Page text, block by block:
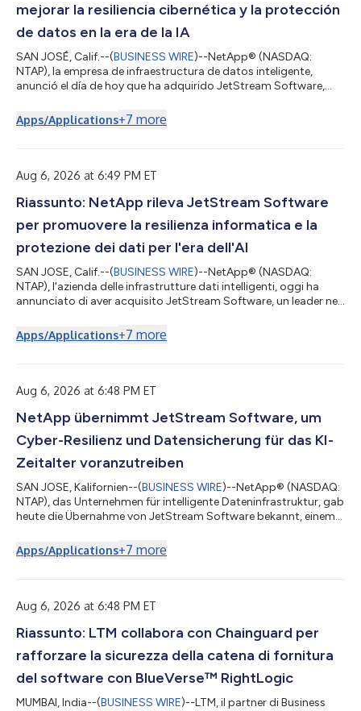
mejorar la resiliencia cibernética y la protección
de datos en la era de la IA
SAN JOSÉ, Calif.--(BUSINESS WIRE)--NetApp® (NASDAQ:
NTAP), la empresa de infraestructura de datos inteligente,
anunció el día de hoy que ha adquirido JetStream Software,
Los clientes empresariales siguen confiando en VMware para
muchas de sus aplicaciones más críticas. A medida que las
mismo tiempo los costos, la com...
Apps/Applications+7 more
Aug 6, 2026 at 6:49 PM ET
Riassunto: NetApp rileva JetStream Software
per promuovere la resilienza informatica e la
protezione dei dati per l'era dell'AI
SAN JOSE, Calif.--(BUSINESS WIRE)--NetApp® (NASDAQ:
NTAP), l'azienda delle infrastrutture dati intelligenti, oggi ha
annunciato di aver acquisito JetStream Software, un leader nel
aziendali continuano a fare affidamento su VMware per molte
delle loro applicazioni più critiche. Quando le organizzazioni
complessità e...
Apps/Applications+7 more
Aug 6, 2026 at 6:48 PM ET
NetApp übernimmt JetStream Software, um
Cyber-Resilienz und Datensicherung für das KI-
Zeitalter voranzutreiben
SAN JOSE, Kalifornien--(BUSINESS WIRE)--NetApp® (NASDAQ:
NTAP), das Unternehmen für intelligente Dateninfrastruktur, gab
heute die Übernahme von JetStream Software bekannt, einem
VMware-Umgebungen. Unternehmenskunden setzen bei vielen
ihrer geschäftskritischsten Anwendungen weiterhin auf
und dabei Kosten, Komplexität sow...
Apps/Applications+7 more
Aug 6, 2026 at 6:48 PM ET
Riassunto: LTM collabora con Chainguard per
rafforzare la sicurezza della catena di fornitura
del software con BlueVerse™ RightLogic
MUMBAI, India--(BUSINESS WIRE)--LTM, il partner di Business